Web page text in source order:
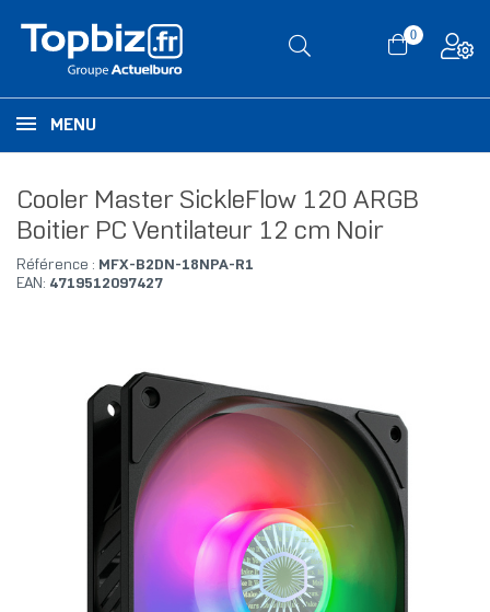
0
MENU
Cooler Master SickleFlow 120 ARGB
Boitier PC Ventilateur 12 cm Noir
Référence : MFX-B2DN-18NPA-R1
EAN: 4719512097427